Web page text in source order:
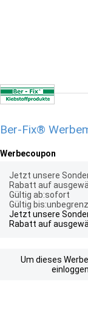
Ber-Fix®
Werbecoupon
Jetzt unsere
Rabatt auf
Gültig ab:sofort
Gültig
Jetzt unsere
Rabatt auf
Um dieses